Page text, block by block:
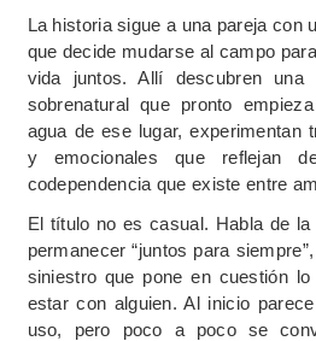
La historia sigue a una pareja con
que decide mudarse al campo
vida juntos. Allí descubren
sobrenatural que pronto
agua de ese lugar, experimentan
y emocionales que reflejan
codependencia que existe entre
El título no es casual. Habla de
permanecer “juntos para
siniestro que pone en cuestión
estar con alguien. Al inicio
uso, pero poco a poco se